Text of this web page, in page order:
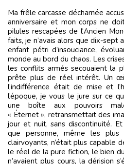
Ma frêle carcasse décharnée
anniversaire et mon corps ne
pilules rescapées de l'Ancien
faits, je n’avais alors que dix-sept
enfant pétri d’insouciance,
monde au bord du chaos. Les
les conflits armés secouaient la
prête plus de réel intérêt. Un
l’indifférence était de mise et
l’époque, je vous le jure sur ce
une boîte aux pouvoirs
« Éternet », retransmettait des
jour et nuit, sans discontinuité.
que personne, même les
clairvoyants, n’était plus capable
le réel de la pure fiction, le bien
n’avaient plus cours, la dérision